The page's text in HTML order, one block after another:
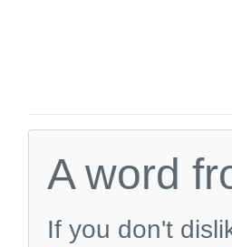
A word
If you don't